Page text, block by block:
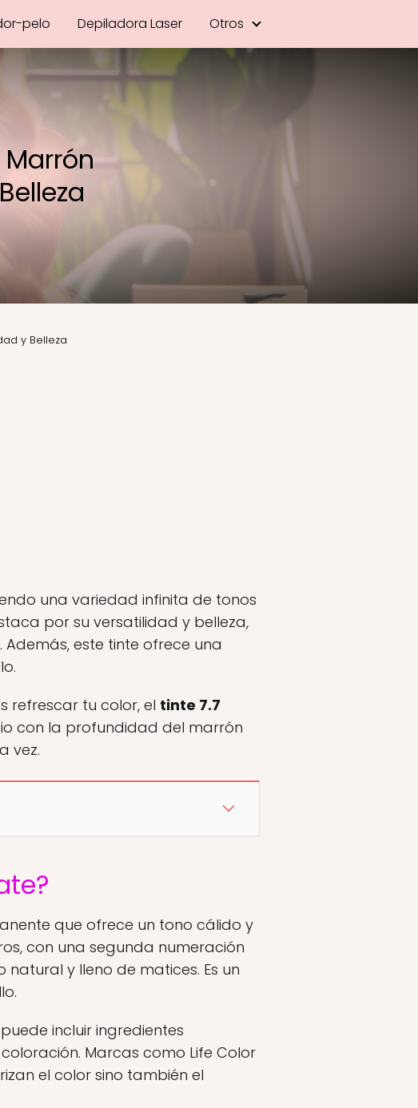
pelo Depiladora Laser Otros
y Belleza
una variedad infinita de tonos
por su versatilidad y belleza,
este tinte ofrece una
refrescar tu color, el tinte 7.7
con la profundidad del marrón
vez.
que ofrece un tono cálido y
con una segunda numeración
y lleno de matices. Es un
incluir ingredientes
Marcas como Life Color
el color sino también el